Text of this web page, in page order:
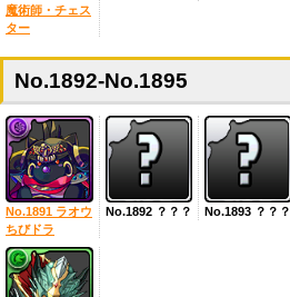
魔術師・チェス
ター
No.1892-No.1895
No.1891 ラオウ
ちびドラ
No.1892 ？？？ No.1893 ？？？